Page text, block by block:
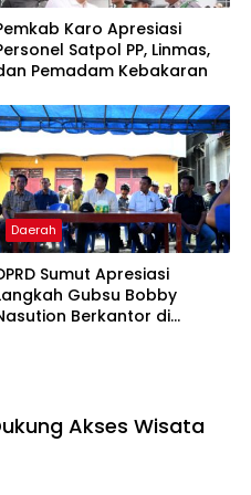
Karo Apresiasi
Satpol PP, Linmas,
Pemadam Kebakaran
Daerah
Sumut Apresiasi
Gubsu Bobby
Berkantor di
Akses Wisata